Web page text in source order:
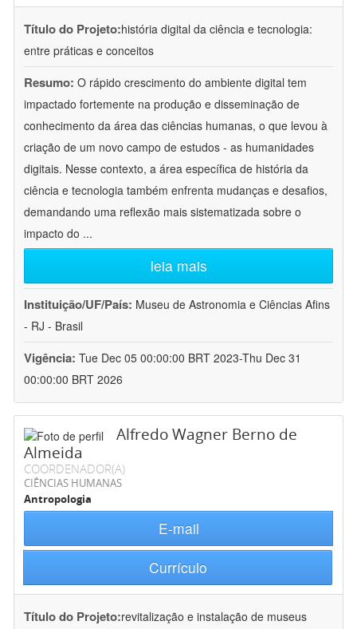
Título do Projeto:história digital da ciência e tecnologia:
entre práticas e conceitos
Resumo: O rápido crescimento do ambiente digital tem
impactado fortemente na produção e disseminação de
conhecimento da área das ciências humanas, o que levou à
criação de um novo campo de estudos - as humanidades
digitais. Nesse contexto, a área específica de história da
ciência e tecnologia também enfrenta mudanças e desafios,
demandando uma reflexão mais sistematizada sobre o
impacto do ...
leia mais
Instituição/UF/País: Museu de Astronomia e Ciências Afins
- RJ - Brasil
Vigência: Tue Dec 05 00:00:00 BRT 2023-Thu Dec 31
00:00:00 BRT 2026
Alfredo Wagner Berno de
Almeida
COORDENADOR(A)
CIÊNCIAS HUMANAS
Antropologia
E-mail
Currículo
Título do Projeto:revitalização e instalação de museus